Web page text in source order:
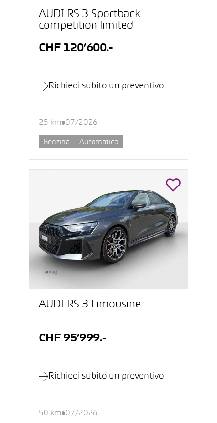
AUDI RS 3 Sportback
competition limited
CHF 120’600.-
Richiedi subito un preventivo
25 km 07/2026
Benzina Automatico
AUDI RS 3 Limousine
CHF 95’999.-
Richiedi subito un preventivo
50 km 07/2026